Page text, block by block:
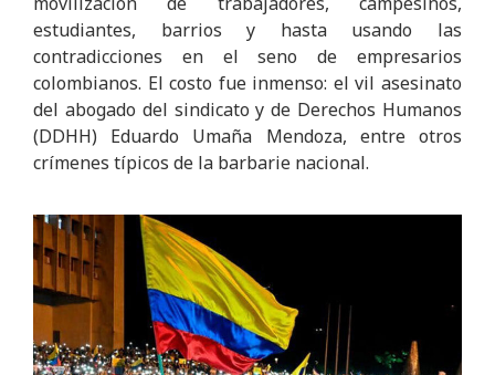
estudiantes, barrios y hasta usando las
contradicciones en el seno de empresarios
colombianos. El costo fue inmenso: el vil asesinato
del abogado del sindicato y de Derechos Humanos
(DDHH) Eduardo Umaña Mendoza, entre otros
crímenes típicos de la barbarie nacional.